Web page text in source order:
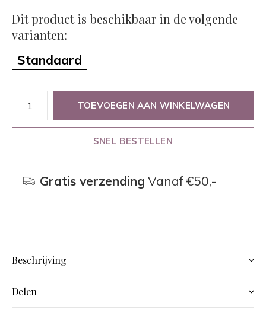
Dit product is beschikbaar in de volgende
varianten:
Standaard
TOEVOEGEN AAN WINKELWAGEN
SNEL BESTELLEN
Gratis verzending Vanaf €50,-
Beschrijving
Delen